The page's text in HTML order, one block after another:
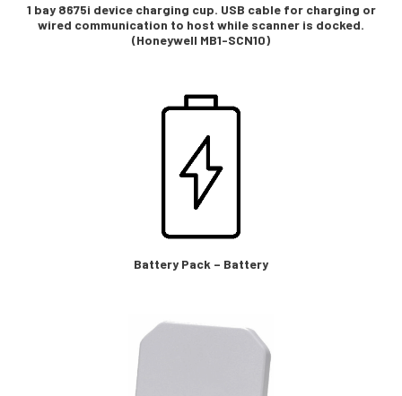
1 bay 8675i device charging cup. USB cable for charging or
wired communication to host while scanner is docked.
(Honeywell MB1-SCN10)
Battery Pack – Battery